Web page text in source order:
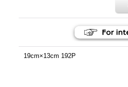
19cm×13cm 192P